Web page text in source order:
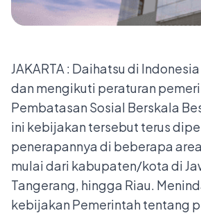
JAKARTA : Daihatsu di
dan mengikuti peraturan
Pembatasan Sosial Berskala
ini kebijakan tersebut terus
penerapannya di beberapa
mulai dari kabupaten/kota di
Tangerang, hingga Riau.
kebijakan Pemerintah tentang